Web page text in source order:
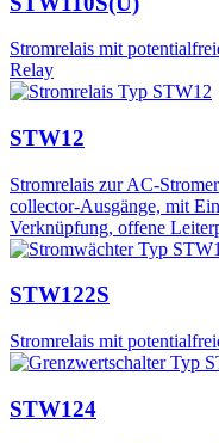
Stromrelais mit
Relay
STW12
Stromrelais zur AC-
collector-Ausgänge, mit
Verknüpfung, offene
STW122S
Stromrelais mit
STW124